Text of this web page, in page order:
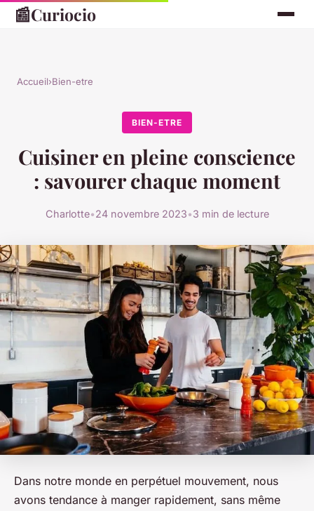
📰Curiocio
Accueil›Bien-etre
BIEN-ETRE
Cuisiner en pleine conscience
: savourer chaque moment
Charlotte•24 novembre 2023•3 min de lecture
Dans notre monde en perpétuel mouvement, nous
avons tendance à manger rapidement, sans même